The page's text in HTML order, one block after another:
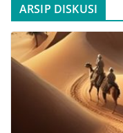
ARSIP DISKUSI